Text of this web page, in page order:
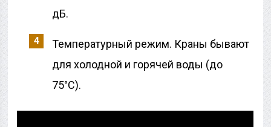
дБ.
Температурный режим. Краны бывают
для холодной и горячей воды (до
75°C).